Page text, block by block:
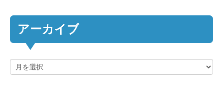
アーカイブ